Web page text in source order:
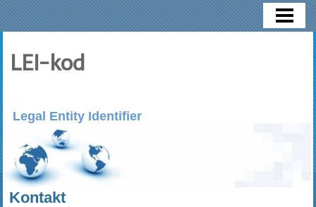
HEM
LEI-kod
Legal Entity Identifier
Kontakt